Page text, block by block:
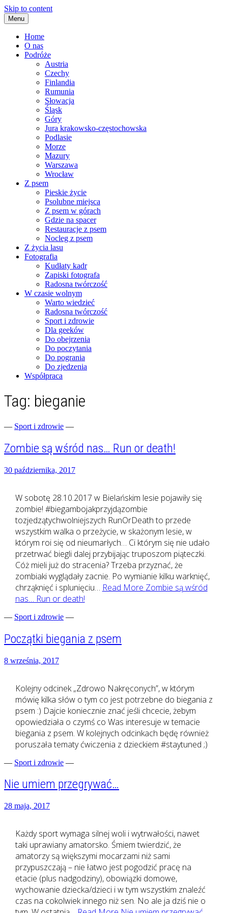
Skip to content
Menu
Home
O nas
Podróże
Austria
Czechy
Finlandia
Rumunia
Słowacja
Śląsk
Góry
Jura krakowsko-częstochowska
Podlasie
Morze
Mazury
Warszawa
Wrocław
Z psem
Pieskie życie
Psolubne miejsca
Z psem w górach
Gdzie na spacer
Restauracje z psem
Nocleg z psem
Z życia lasu
Fotografia
Kudłaty kadr
Zapiski fotografa
Radosna twórczość
W czasie wolnym
Warto wiedzieć
Radosna twórczość
Sport i zdrowie
Dla geeków
Do obejrzenia
Do poczytania
Do pogrania
Do zjedzenia
Współpraca
zgranestado.pl
Fotograficzne zapiski dnia codziennego
Tag: bieganie
— Sport i zdrowie —
Zombie są wśród nas… Run or death!
30 października, 2017
W sobotę 28.10.2017 w Bielańskim lesie pojawiły się
zombie! #biegambojakprzyjdązombie
tozjedzątychwolniejszych RunOrDeath to przede
wszystkim walka o przeżycie, w skażonym lesie, w
którym roi się od nieumarłych… Ci którym się nie udało
przetrwać biegli dalej przybijając truposzom piąteczki.
Cóż mieli już do stracenia? Trzeba przyznać, że
zombiaki wyglądały zacnie. Po wymianie kilku warknięć,
chrząknięć i splunięciu… Read More Zombie są wśród
nas… Run or death!
— Sport i zdrowie —
Początki biegania z psem
8 września, 2017
Kolejny odcinek „Zdrowo Nakręconych”, w którym
mówię kilka słów o tym co jest potrzebne do biegania z
psem :) Dajcie koniecznie znać jeśli chcecie, żebym
opowiedziała o czymś co Was interesuje w temacie
biegania z psem. W kolejnych odcinkach będę również
poruszała tematy ćwiczenia z dzieckiem #staytuned ;)
— Sport i zdrowie —
Nie umiem przegrywać…
28 maja, 2017
Każdy sport wymaga silnej woli i wytrwałości, nawet
taki uprawiany amatorsko. Śmiem twierdzić, że
amatorzy są większymi mocarzami niż sami
przypuszczają – nie łatwo jest pogodzić pracę na
etacie (plus nadgodziny), obowiązki domowe,
wychowanie dziecka/dzieci i w tym wszystkim znaleźć
czas na cokolwiek innego niż sen. No ale ja dziś nie o